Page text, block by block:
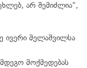
არ შემიძლია",
ივერი მელაშვილსა
მოქმედებას